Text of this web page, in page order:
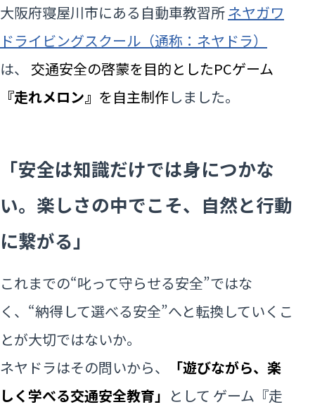
大阪府寝屋川市にある自動車教習所ネヤガワ
ドライビングスクール（通称：ネヤドラ）
は、 交通安全の啓蒙を目的としたPCゲーム
『走れメロン』 を自主制作しました。
「安全は知識だけでは身につかな
い。楽しさの中でこそ、自然と行動
に繋がる」
これまでの“叱って守らせる安全”ではな
く、“納得して選べる安全”へと転換していくこ
とが大切ではないか。
ネヤドラはその問いから、
「遊びながら、楽
しく学べる交通安全教育」 として ゲーム『走